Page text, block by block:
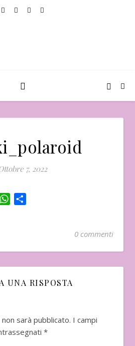
7, 2022
PinterestWhatsApp
0 commenti
UNA RISPOSTA
sarà pubblicato. I campi
*